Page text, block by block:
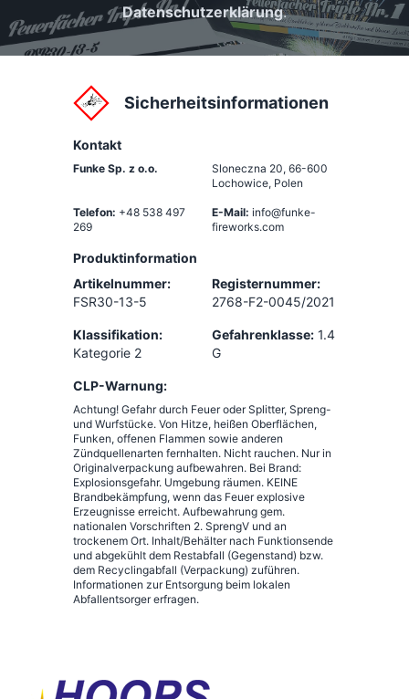
Datenschutzerklärung.
Sicherheitsinformationen
Kontakt
Funke Sp. z o.o. Sloneczna 20, 66-600
Lochowice, Polen
Telefon: +48 538 497
269
E-Mail: info@funke-
fireworks.com
Produktinformation
Artikelnummer:
FSR30-13-5
Registernummer:
2768-F2-0045/2021
Klassifikation:
Kategorie 2
Gefahrenklasse: 1.4
G
CLP-Warnung:
Achtung! Gefahr durch Feuer oder Splitter, Spreng-
und Wurfstücke. Von Hitze, heißen Oberflächen,
Funken, offenen Flammen sowie anderen
Zündquellenarten fernhalten. Nicht rauchen. Nur in
Originalverpackung aufbewahren. Bei Brand:
Explosionsgefahr. Umgebung räumen. KEINE
Brandbekämpfung, wenn das Feuer explosive
Erzeugnisse erreicht. Aufbewahrung gem.
nationalen Vorschriften 2. SprengV und an
trockenem Ort. Inhalt/Behälter nach Funktionsende
und abgekühlt dem Restabfall (Gegenstand) bzw.
dem Recyclingabfall (Verpackung) zuführen.
Informationen zur Entsorgung beim lokalen
Abfallentsorger erfragen.